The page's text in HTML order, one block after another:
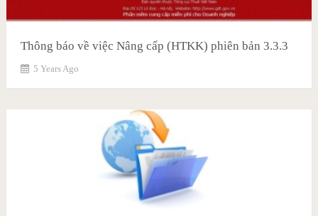
Thông báo về việc Nâng cấp (HTKK) phiên bản 3.3.3
5 Years Ago